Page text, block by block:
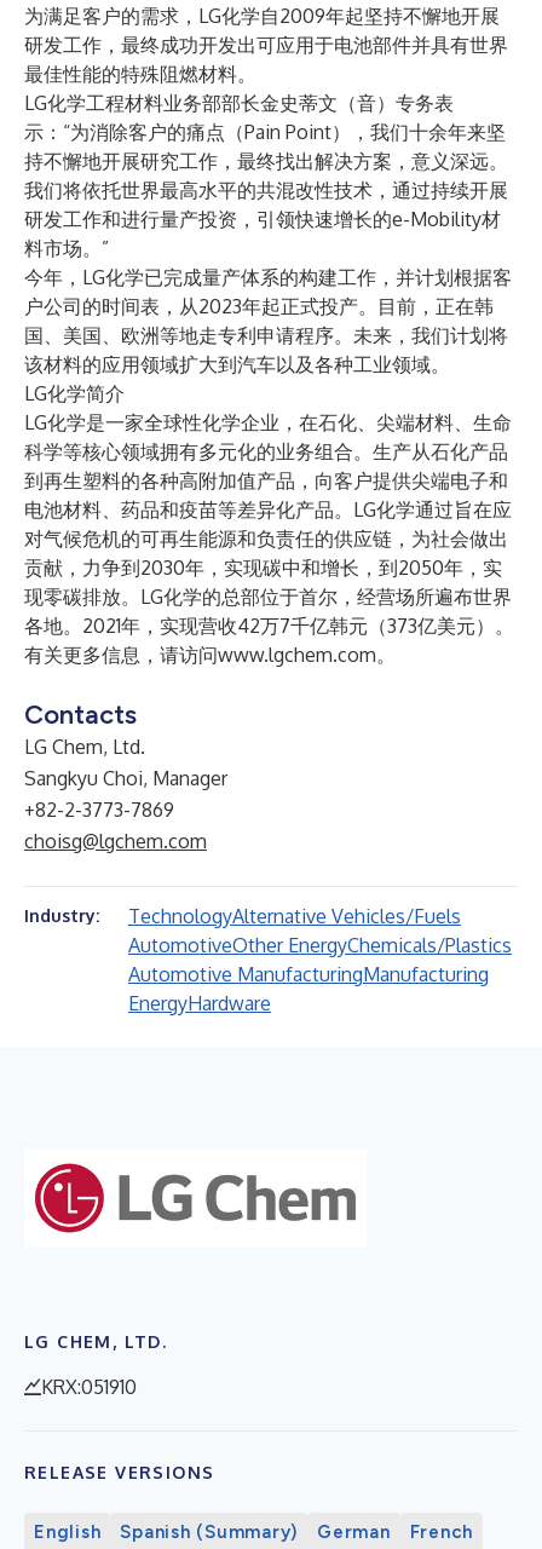
为满足客户的需求，LG化学自2009年起坚持不懈地开展
研发工作，最终成功开发出可应用于电池部件并具有世界
最佳性能的特殊阻燃材料。
LG化学工程材料业务部部长金史蒂文（音）专务表
示：“为消除客户的痛点（Pain Point），我们十余年来坚
持不懈地开展研究工作，最终找出解决方案，意义深远。
我们将依托世界最高水平的共混改性技术，通过持续开展
研发工作和进行量产投资，引领快速增长的e-Mobility材
料市场。”
今年，LG化学已完成量产体系的构建工作，并计划根据客
户公司的时间表，从2023年起正式投产。目前，正在韩
国、美国、欧洲等地走专利申请程序。未来，我们计划将
该材料的应用领域扩大到汽车以及各种工业领域。
LG化学简介
LG化学是一家全球性化学企业，在石化、尖端材料、生命
科学等核心领域拥有多元化的业务组合。生产从石化产品
到再生塑料的各种高附加值产品，向客户提供尖端电子和
电池材料、药品和疫苗等差异化产品。LG化学通过旨在应
对气候危机的可再生能源和负责任的供应链，为社会做出
贡献，力争到2030年，实现碳中和增长，到2050年，实
现零碳排放。LG化学的总部位于首尔，经营场所遍布世界
各地。2021年，实现营收42万7千亿韩元（373亿美元）。
有关更多信息，请访问www.lgchem.com。
Contacts
LG Chem, Ltd.
Sangkyu Choi, Manager
+82-2-3773-7869
choisg@lgchem.com
Industry: TechnologyAlternative Vehicles/Fuels
AutomotiveOther EnergyChemicals/Plastics
Automotive ManufacturingManufacturing
EnergyHardware
LG CHEM, LTD.
KRX:051910
RELEASE VERSIONS
English Spanish (Summary) German French